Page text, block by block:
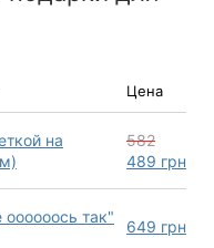
Цена
на
582
489 грн
так"
649 грн